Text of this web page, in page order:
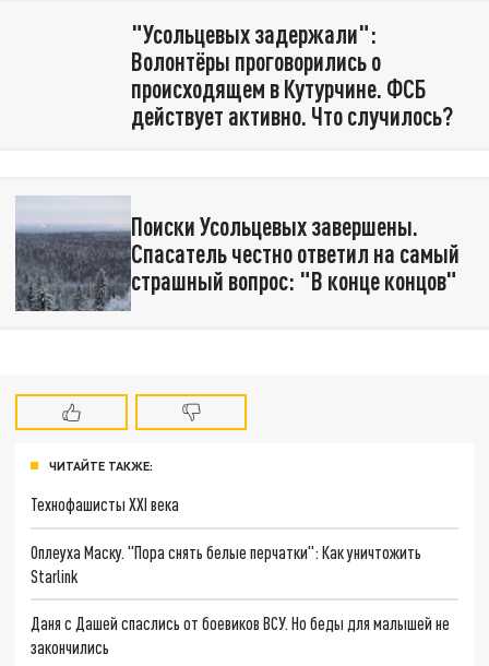
"Усольцевых задержали":
Волонтёры проговорились о
происходящем в Кутурчине. ФСБ
действует активно. Что случилось?
Поиски Усольцевых завершены.
Спасатель честно ответил на самый
страшный вопрос: "В конце концов"
ЧИТАЙТЕ ТАКЖЕ:
Технофашисты XXI века
Оплеуха Маску. "Пора снять белые перчатки": Как уничтожить
Starlink
Даня с Дашей спаслись от боевиков ВСУ. Но беды для малышей не
закончились